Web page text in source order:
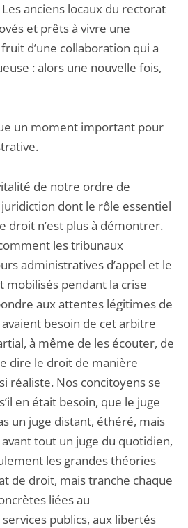
anciens locaux du rectorat
et prêts à vivre une
d’une collaboration qui a
: alors une nouvelle fois,
un moment important pour
de notre ordre de
dont le rôle essentiel
droit n’est plus à démontrer.
les tribunaux
administratives d’appel et le
mobilisés pendant la crise
aux attentes légitimes de
besoin de cet arbitre
à même de les écouter, de
dire le droit de manière
réaliste. Nos concitoyens se
en était besoin, que le juge
un juge distant, éthéré, mais
tout un juge du quotidien,
les grandes théories
de droit, mais tranche chaque
liées au
publics, aux libertés